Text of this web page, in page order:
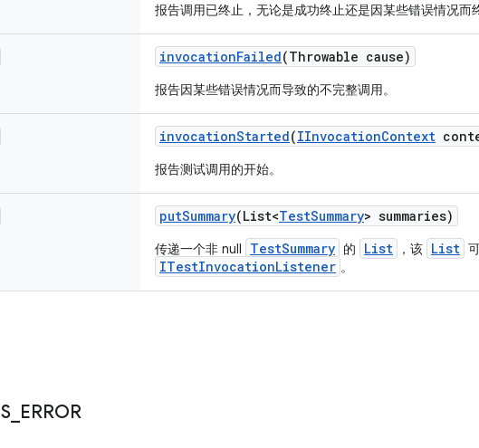
报告调用已终止，无论是成功终止还是因某些错误情况而
invocationFailed(Throwable cause)
报告因某些错误情况而导致的不完整调用。
invocationStarted(IInvocationContext
报告测试调用的开始。
putSummary(List<TestSummary> summaries)
传递一个非 null TestSummary 的 List ，该 List
ITestInvocationListener 。
ERROR